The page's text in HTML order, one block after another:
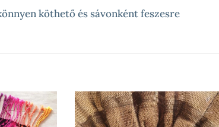
köthető és sávonként feszesre